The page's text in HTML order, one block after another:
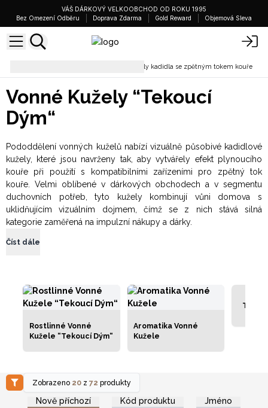
VÁŠ DÁRKOVÝ VELKOOBCHOD OD ROKU 1995
Bez Omezení Odběru
Doprava Zdarma Gold Reward Objemová Sleva
Kužely kadidla se zpětným tokem kouře
Vonné Kužely “Tekoucí
Dým“
Pododdělení vonných kuželů nabízí vizuálně působivé kadidlové
kužely, které jsou navrženy tak, aby vytvářely efekt plynoucího
kouře při použití s kompatibilními zařízeními pro zpětný tok
kouře. Velmi oblíbené v dárkových obchodech a v segmentu
duchovních potřeb, tyto kužely kombinují vůni domova s
uklidňujícím vizuálním dojmem, čímž se z nich stává silná
kategorie zaměřená na impulzní nákupy a dárky.
Číst dále
Rostlinné Vonné
Kužele “Tekoucí Dým“
Aromatika Vonné
Kužele
Tribal
Zobrazeno 20 z72 produkty
Nově příchozí Kód produktu Jméno
Přihlaste se nebo se
zaregistrujte pro
velkoobchodní ceny
zaregistrujte pro
velkoobchodní ceny